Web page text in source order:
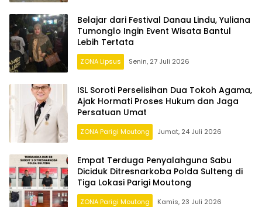
Belajar dari Festival Danau Lindu, Yuliana
Tumonglo Ingin Event Wisata Bantul
Lebih Tertata
ZONA Lipsus Senin, 27 Juli 2026
ISL Soroti Perselisihan Dua Tokoh Agama,
Ajak Hormati Proses Hukum dan Jaga
Persatuan Umat
ZONA Parigi Moutong Jumat, 24 Juli 2026
Empat Terduga Penyalahguna Sabu
Diciduk Ditresnarkoba Polda Sulteng di
Tiga Lokasi Parigi Moutong
ZONA Parigi Moutong Kamis, 23 Juli 2026